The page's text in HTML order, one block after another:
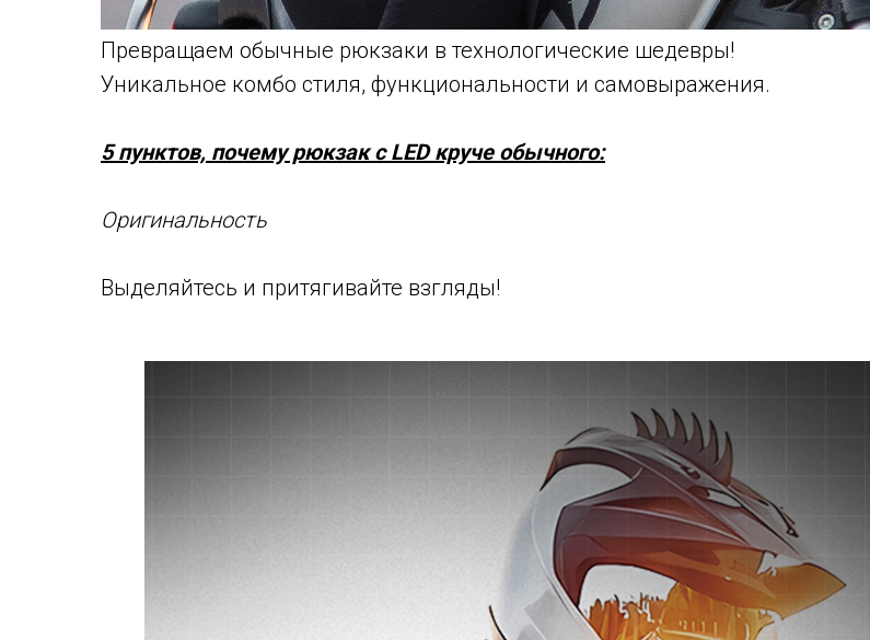
Превращаем обычные рюкзаки в технологические шедевры!
Уникальное комбо стиля, функциональности и самовыражения.
5 пунктов, почему рюкзак с LED круче обычного:
Оригинальность
Выделяйтесь и притягивайте взгляды!